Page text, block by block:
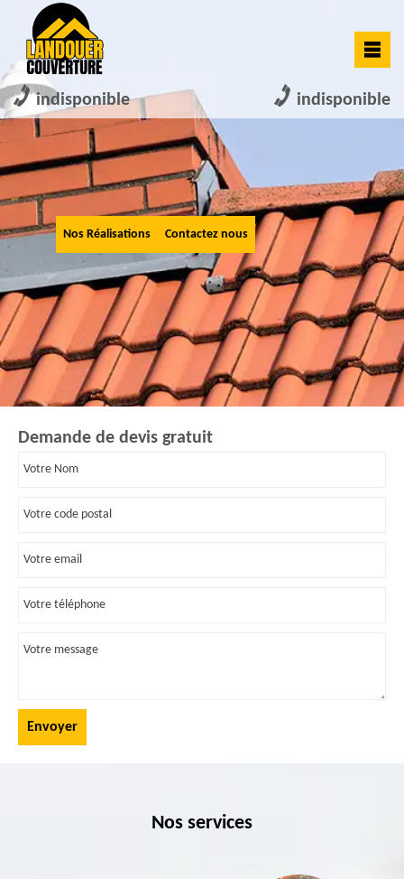
indisponible indisponible
Nos Réalisations Contactez nous
Demande de devis gratuit
Nos services